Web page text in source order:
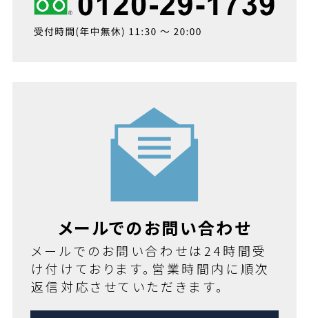
メールでのお問い合わせ
メールでのお問い合わせは24時間受
け付けております。営業時間内に順次
返信対応させていただきます。